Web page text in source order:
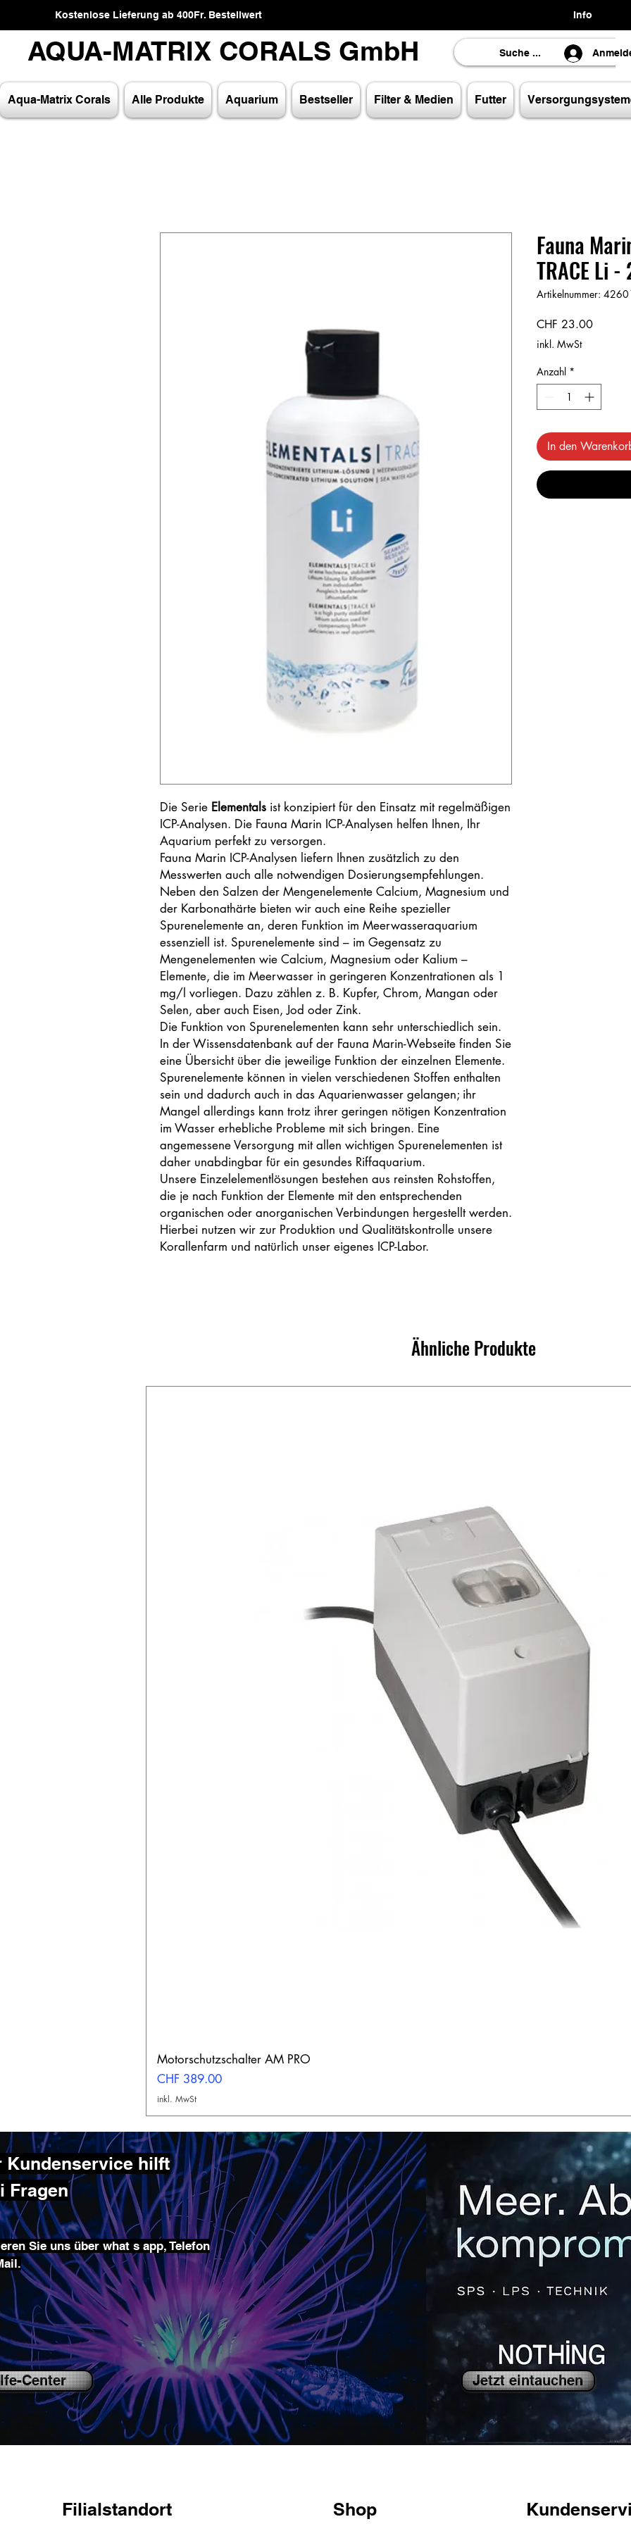
Kostenlose Lieferung ab 400Fr. Bestellwert Info
AQUA-MATRIX CORALS GmbH
AQUA-MATRIX CORALS GmbH
Aqua-Matrix Corals Alle Produkte Aquarium Bestseller Filter & Medien Futter
Die Serie Elementals ist konzipiert für den Einsatz mit regelmäßigen
ICP-Analysen. Die Fauna Marin ICP-Analysen helfen Ihnen, Ihr
Aquarium perfekt zu versorgen.
Fauna Marin ICP-Analysen liefern Ihnen zusätzlich zu den
Messwerten auch alle notwendigen Dosierungsempfehlungen.
Neben den Salzen der Mengenelemente Calcium, Magnesium und
der Karbonathärte bieten wir auch eine Reihe spezieller
Spurenelemente an, deren Funktion im Meerwasseraquarium
essenziell ist. Spurenelemente sind – im Gegensatz zu
Mengenelementen wie Calcium, Magnesium oder Kalium –
Elemente, die im Meerwasser in geringeren Konzentrationen als 1
mg/l vorliegen. Dazu zählen z. B. Kupfer, Chrom, Mangan oder
Selen, aber auch Eisen, Jod oder Zink.
Die Funktion von Spurenelementen kann sehr unterschiedlich sein.
In der Wissensdatenbank auf der Fauna Marin-Webseite finden Sie
eine Übersicht über die jeweilige Funktion der einzelnen Elemente.
Spurenelemente können in vielen verschiedenen Stoffen enthalten
sein und dadurch auch in das Aquarienwasser gelangen; ihr
Mangel allerdings kann trotz ihrer geringen nötigen Konzentration
im Wasser erhebliche Probleme mit sich bringen. Eine
angemessene Versorgung mit allen wichtigen Spurenelementen ist
daher unabdingbar für ein gesundes Riffaquarium.
Unsere Einzelelementlösungen bestehen aus reinsten Rohstoffen,
die je nach Funktion der Elemente mit den entsprechenden
organischen oder anorganischen Verbindungen hergestellt werden.
Hierbei nutzen wir zur Produktion und Qualitätskontrolle unsere
Korallenfarm und natürlich unser eigenes ICP-Labor.
Fauna
TRACE Li
Artikelnummer:
CHF 23.00Preis
inkl. MwSt
Anzahl *
In den
Ähnliche Produkte
Motorschutzschalter AM PRO
Preis
CHF 389.00
inkl. MwSt
Kundenservice hilft
Fragen
Sie uns über what s app, Telefon
Center Jetzt eintauchen
Filialstandort Shop